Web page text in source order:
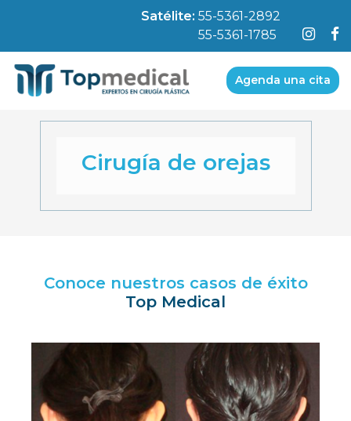
Satélite: 55-5361-2892
55-5361-1785
Agenda una cita
Cirugía de orejas
Conoce nuestros casos de éxito
Top Medical